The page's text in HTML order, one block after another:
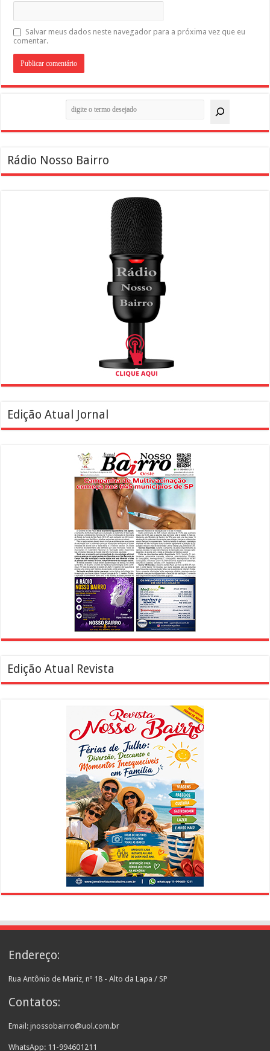
Salvar meus dados neste navegador para a próxima vez que eu
comentar.
Rádio Nosso Bairro
Edição Atual Jornal
Edição Atual Revista
Endereço:
Rua Antônio de Mariz, nº 18 - Alto da Lapa / SP
Contatos:
Email: jnossobairro@uol.com.br
WhatsApp: 11-994601211